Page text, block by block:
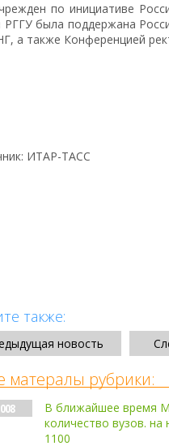
по инициативе
РГГУ была поддержана
а также Конференцией
ИТАР-ТАСС
также:
новость
матералы рубрики:
В ближайшее время
количество вузов.
1100